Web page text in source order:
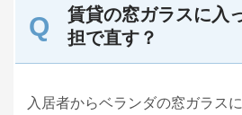
賃貸の窓ガラスに入
担で直す？
入居者からベランダの窓ガラス